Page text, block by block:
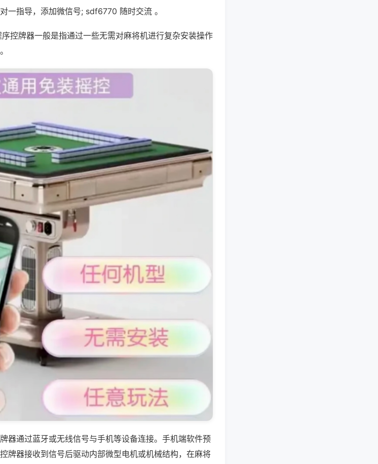
一指导，添加微信号; sdf6770 随时交流 。
控牌器一般是指通过一些无需对麻将机进行复杂安装操作
器通过蓝牙或无线信号与手机等设备连接。手机端软件预
牌器接收到信号后驱动内部微型电机或机械结构，在麻将